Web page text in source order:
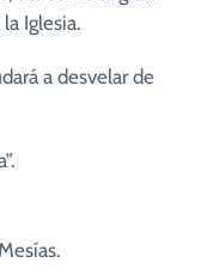
Iglesia.
a desvelar de